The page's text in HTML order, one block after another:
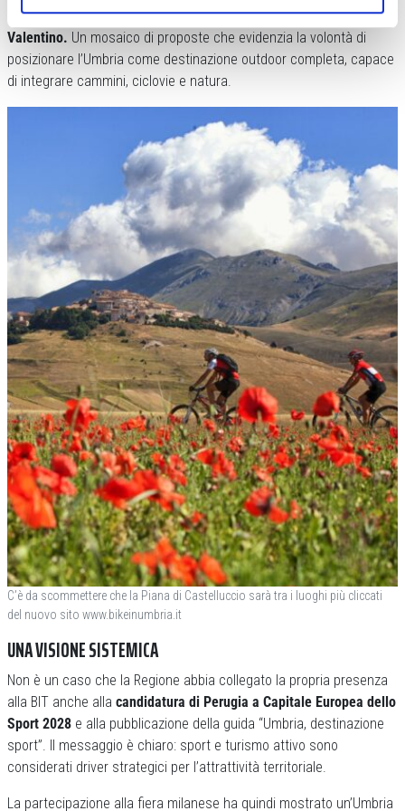
turistica in aree comele Gole del Nera o il Cammino di San
Valentino. Un mosaico di proposte che evidenzia la volontà di
posizionare l’Umbria come destinazione outdoor completa, capace
di integrare cammini, ciclovie e natura.
C’è da scommettere che la Piana di Castelluccio sarà tra i luoghi più cliccati
del nuovo sito www.bikeinumbria.it
UNA VISIONE SISTEMICA
Non è un caso che la Regione abbia collegato la propria presenza
alla BIT anche alla candidatura di Perugia a Capitale Europea dello
Sport 2028 e alla pubblicazione della guida “Umbria, destinazione
sport”. Il messaggio è chiaro: sport e turismo attivo sono
considerati driver strategici per l’attrattività territoriale.
La partecipazione alla fiera milanese ha quindi mostrato un’Umbria